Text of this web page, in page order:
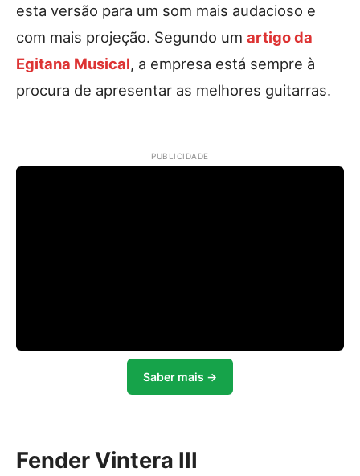
esta versão para um som mais audacioso e
com mais projeção. Segundo um artigo da
Egitana Musical, a empresa está sempre à
procura de apresentar as melhores guitarras.
PUBLICIDADE
Saber mais →
Fender Vintera III